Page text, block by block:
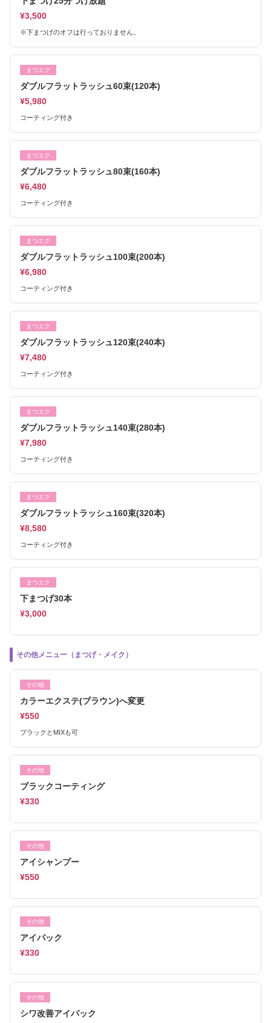
¥3,500
※下まつげのオフは行っておりません。
まつエク
ダブルフラットラッシュ60束(120本)
¥5,980
コーティング付き
まつエク
ダブルフラットラッシュ80束(160本)
¥6,480
コーティング付き
まつエク
ダブルフラットラッシュ100束(200本)
¥6,980
コーティング付き
まつエク
ダブルフラットラッシュ120束(240本)
¥7,480
コーティング付き
まつエク
ダブルフラットラッシュ140束(280本)
¥7,980
コーティング付き
まつエク
ダブルフラットラッシュ160束(320本)
¥8,580
コーティング付き
まつエク
下まつげ30本
¥3,000
その他メニュー（まつげ・メイク）
その他
カラーエクステ(ブラウン)へ変更
¥550
ブラックとMIXも可
その他
ブラックコーティング
¥330
その他
アイシャンプー
¥550
その他
アイパック
¥330
その他
シワ改善アイパック